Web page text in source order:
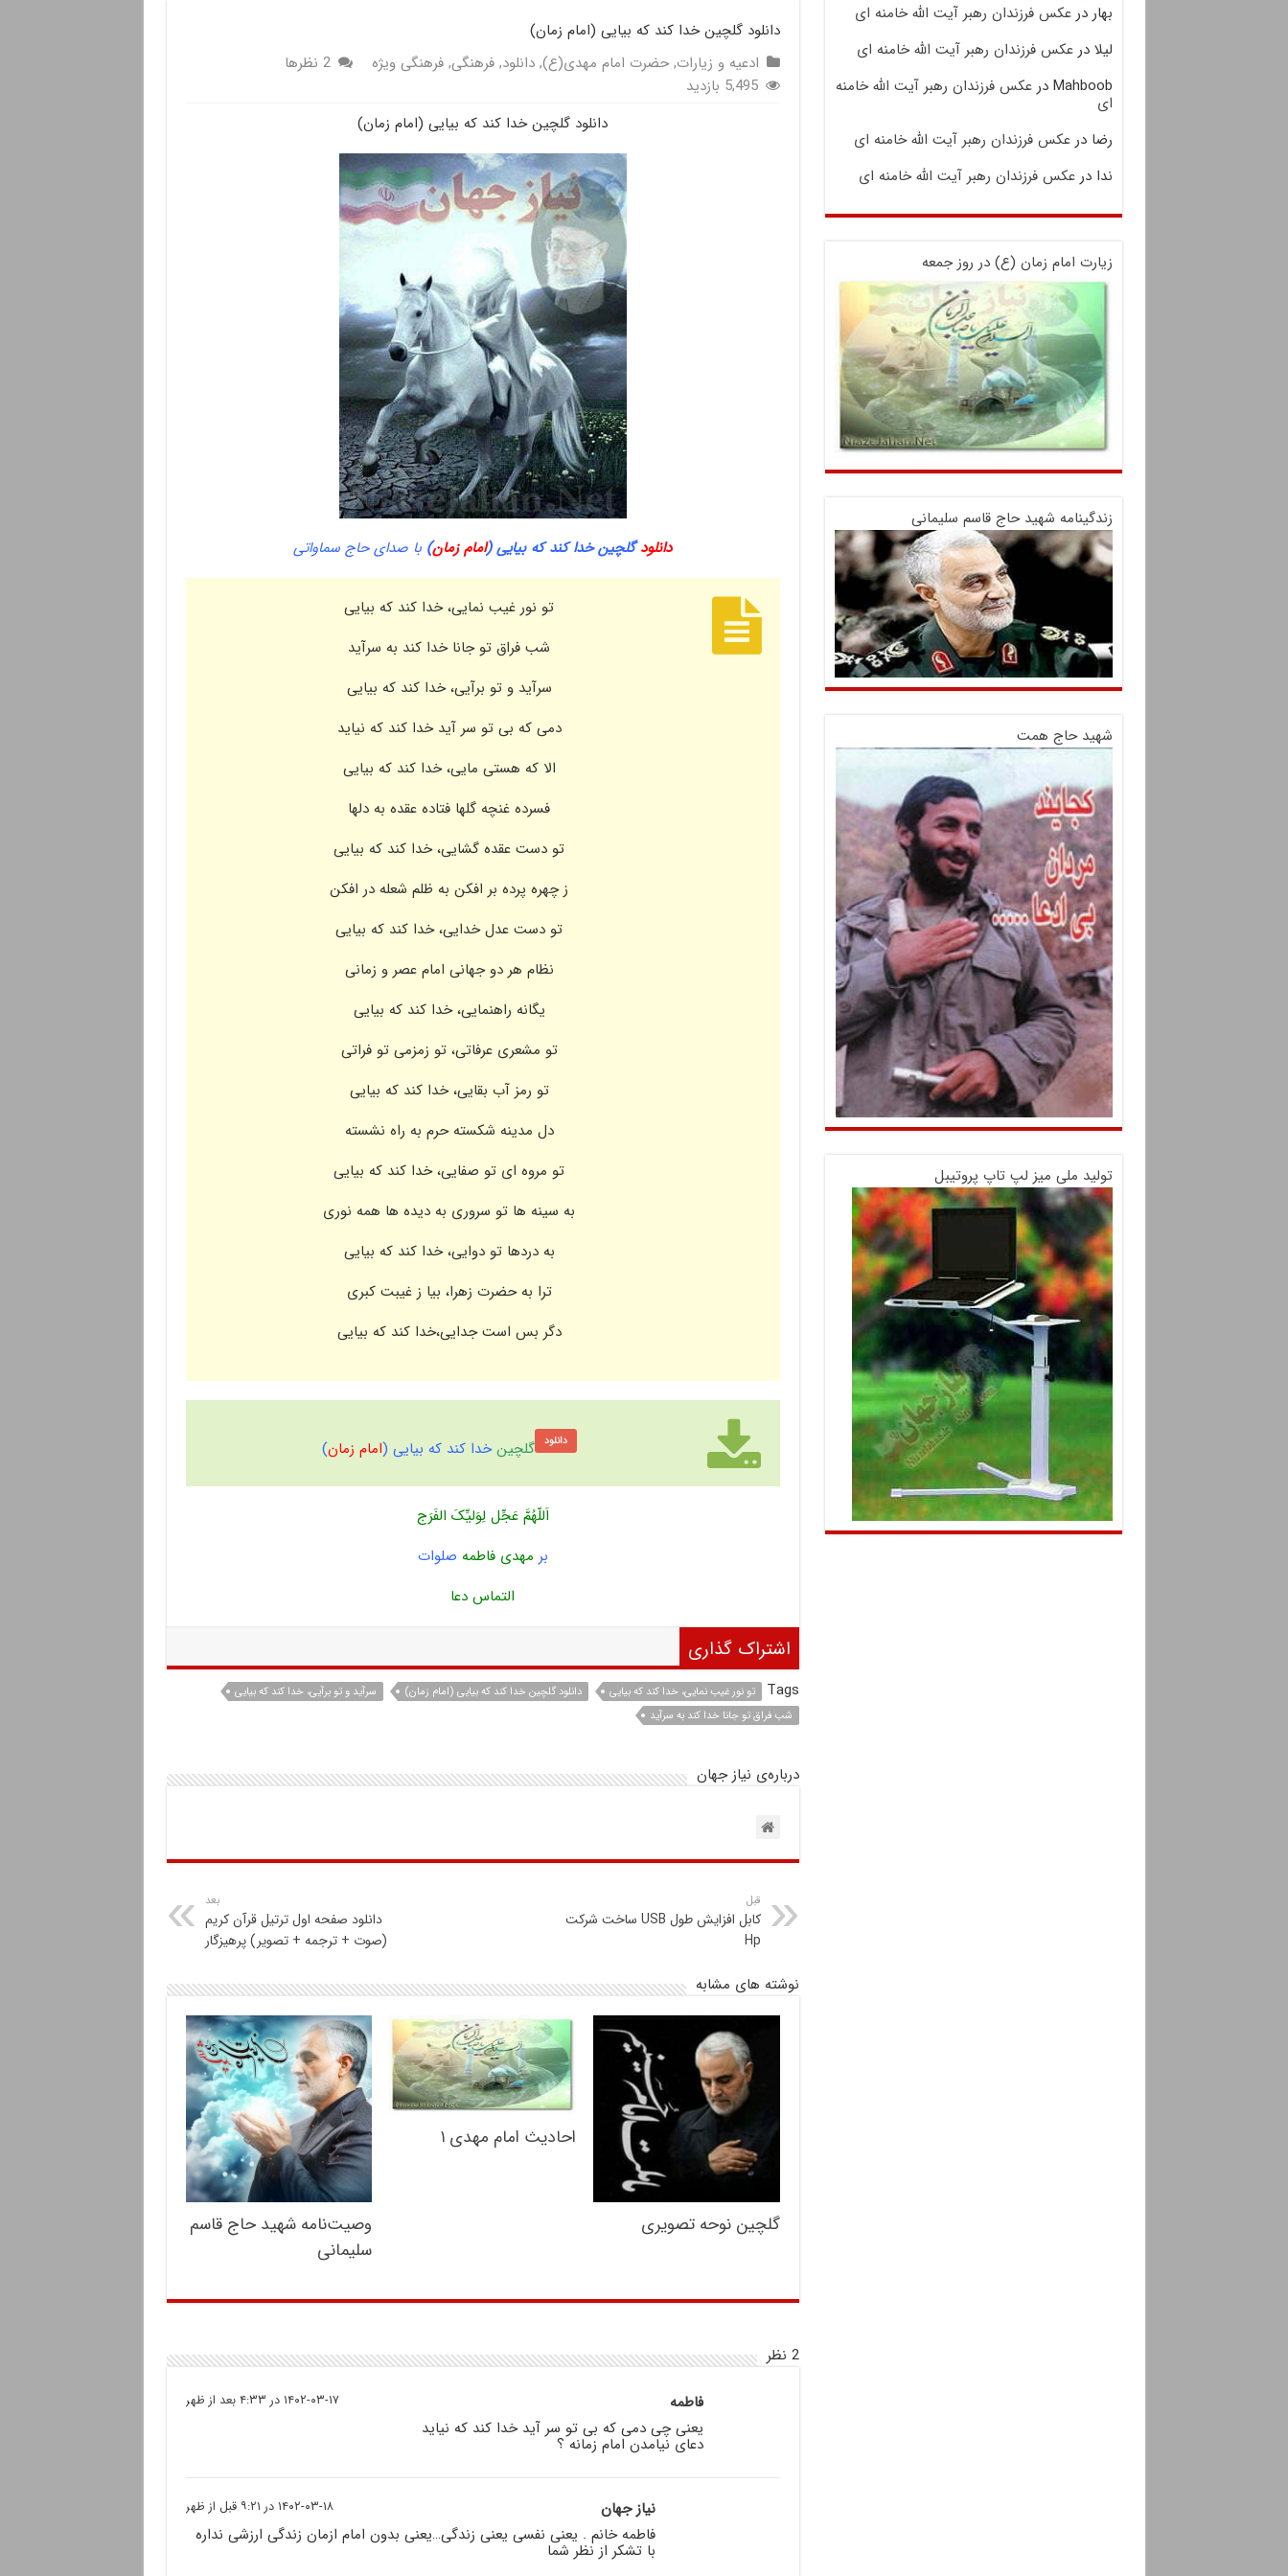
دانلود گلچین خدا کند که بیایی (امام زمان)
ادعیه و زیارات,حضرت امام مهدی(ع),دانلود,فرهنگی,فرهنگی ویژه
2 نظرها
5,495 بازدید
دانلود گلچین خدا کند که بیایی (امام زمان)
دانلودگلچین خدا کند که بیایی (امام زمان) با صدای حاج سماواتی
تو نور غیب نمایی، خدا کند که بیایی
شب فراق تو جانا خدا کند به سرآید
سرآید و تو برآیی، خدا کند که بیایی
دمی که بی تو سر آید خدا کند که نیاید
الا که هستی مایی، خدا کند که بیایی
فسرده غنچه گلها فتاده عقده به دلها
تو دست عقده گشایی، خدا کند که بیایی
ز چهره پرده بر افکن به ظلم شعله در افکن
تو دست عدل خدایی، خدا کند که بیایی
نظام هر دو جهانی امام عصر و زمانی
یگانه راهنمایی، خدا کند که بیایی
تو مشعری عرفاتی، تو زمزمی تو فراتی
تو رمز آب بقایی، خدا کند که بیایی
دل مدینه شکسته حرم به راه نشسته
تو مروه ای تو صفایی، خدا کند که بیایی
به سینه ها تو سروری به دیده ها همه نوری
به دردها تو دوایی، خدا کند که بیایی
ترا به حضرت زهرا، بیا ز غیبت کبری
دگر بس است جدایی،خدا کند که بیایی
دانلود گلچین خدا کند که بیایی (امام زمان)
اَللّهُمَّ عَجِّل لِوَلیِّکَ الفَرَج
بر مهدی فاطمه صلوات
التماس دعا
اشتراک گذاری
Tags تو نور غیب نمایی، خدا کند که بیایی دانلود گلچین خدا کند که بیایی (امام زمان)
سرآید و تو برآیی، خدا کند که بیایی
شب فراق تو جانا خدا کند به سرآید
درباره‌ی نیاز جهان
قبل
کابل افزایش طول USB ساخت شرکت
Hp
بعد
دانلود صفحه اول ترتیل قرآن کریم
(صوت + ترجمه + تصویر) پرهیزگار
نوشته های مشابه
گلچین نوحه تصویری
احادیث امام مهدی ۱
وصیت‌نامه شهید حاج قاسم
سلیمانی
2 نظر
فاطمه ۱۴۰۲-۰۳-۱۷ در ۴:۳۳ بعد از ظهر
یعنی چی دمی که بی تو سر آید خدا کند که نیاید
دعای نیامدن امام زمانه ؟
نیاز جهان ۱۴۰۲-۰۳-۱۸ در ۹:۲۱ قبل از ظهر
فاطمه خانم . یعنی نفسی یعنی زندگی…یعنی بدون امام ازمان زندگی ارزشی نداره
با تشکر از نظر شما
بهار درعکس فرزندان رهبر آیت الله خامنه ای
لیلا درعکس فرزندان رهبر آیت الله خامنه ای
Mahboob درعکس فرزندان رهبر آیت الله خامنه
ای
رضا درعکس فرزندان رهبر آیت الله خامنه ای
ندا درعکس فرزندان رهبر آیت الله خامنه ای
زیارت امام زمان (ع) در روز جمعه
زندگینامه شهید حاج قاسم سلیمانی
شهید حاج همت
تولید ملی میز لپ تاپ پروتیبل